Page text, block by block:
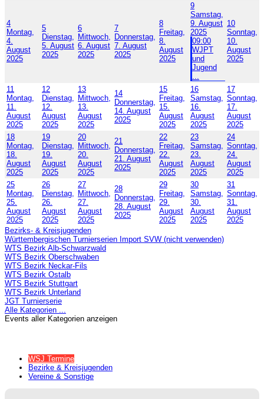
4
Montag,
4.
August
2025
5
Dienstag,
5. August
2025
6
Mittwoch,
6. August
2025
7
Donnerstag,
7. August
2025
8
Freitag,
8.
August
2025
9
Samstag,
9. August
2025
09:00
WJPT
und
Jugend
10
Sonntag,
10.
August
2025
11
Montag,
11.
August
2025
12
Dienstag,
12.
August
2025
13
Mittwoch,
13.
August
2025
14
Donnerstag,
14. August
2025
15
Freitag,
15.
August
2025
16
Samstag,
16.
August
2025
17
Sonntag,
17.
August
2025
18
Montag,
18.
August
2025
19
Dienstag,
19.
August
2025
20
Mittwoch,
20.
August
2025
21
Donnerstag,
21. August
2025
22
Freitag,
22.
August
2025
23
Samstag,
23.
August
2025
24
Sonntag,
24.
August
2025
25
Montag,
25.
August
2025
26
Dienstag,
26.
August
2025
27
Mittwoch,
27.
August
2025
28
Donnerstag,
28. August
2025
29
Freitag,
29.
August
2025
30
Samstag,
30.
August
2025
31
Sonntag,
31.
August
2025
Bezirks- & Kreisjugenden
Württembergischen Turnierserien Import SVW (nicht verwenden)
WTS Bezirk Alb-Schwarzwald
WTS Bezirk Oberschwaben
WTS Bezirk Neckar-Fils
WTS Bezirk Ostalb
WTS Bezirk Stuttgart
WTS Bezirk Unterland
JGT Turnierserie
Alle Kategorien ...
Events aller Kategorien anzeigen
WSJ Termine
Bezirke & Kreisjugenden
Vereine & Sonstige